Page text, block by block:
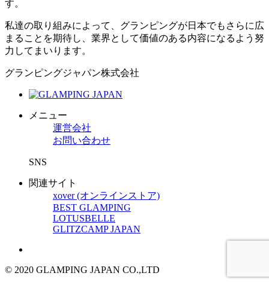
す。
私達の取り組みによって、グランピングが日本でもさらに広
まることを期待し、業界として価値のある内容になるよう努
力してまいります。
グランピングジャパン株式会社
メニュー
運営会社
お問い合わせ
SNS
関連サイト
xover (オンラインストア)
BEST GLAMPING
LOTUSBELLE
GLITZCAMP JAPAN
© 2020 GLAMPING JAPAN CO.,LTD